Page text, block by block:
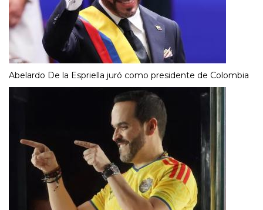
Abelardo De la Espriella juró como presidente de Colombia